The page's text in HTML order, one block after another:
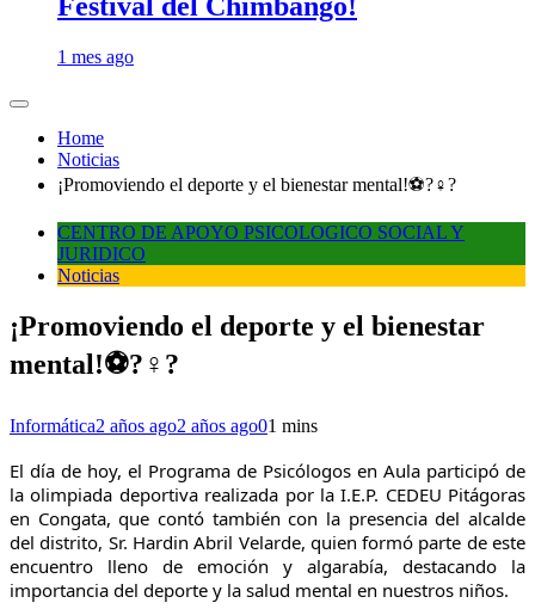
Festival del Chimbango!
1 mes ago
Home
Noticias
¡Promoviendo el deporte y el bienestar mental!⚽?‍♀️?
CENTRO DE APOYO PSICOLOGICO SOCIAL Y
JURIDICO
Noticias
¡Promoviendo el deporte y el bienestar
mental!⚽?‍♀️?
Informática2 años ago2 años ago01 mins
El día de hoy, el Programa de Psicólogos en Aula participó de
la olimpiada deportiva realizada por la I.E.P. CEDEU Pitágoras
en Congata, que contó también con la presencia del alcalde
del distrito, Sr. Hardin Abril Velarde, quien formó parte de este
encuentro lleno de emoción y algarabía, destacando la
importancia del deporte y la salud mental en nuestros niños.